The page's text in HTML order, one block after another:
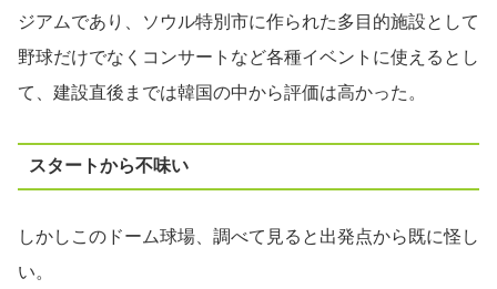
ジアムであり、ソウル特別市に作られた多目的施設として
野球だけでなくコンサートなど各種イベントに使えるとし
て、建設直後までは韓国の中から評価は高かった。
スタートから不味い
しかしこのドーム球場、調べて見ると出発点から既に怪し
い。